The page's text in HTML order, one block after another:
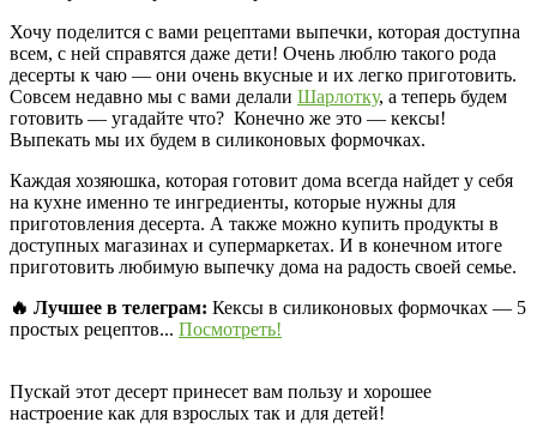
Хочу поделится с вами рецептами выпечки, которая доступна
всем, с ней справятся даже дети! Очень люблю такого рода
десерты к чаю — они очень вкусные и их легко приготовить.
Совсем недавно мы с вами делали Шарлотку, а теперь будем
готовить — угадайте что? Конечно же это — кексы!
Выпекать мы их будем в силиконовых формочках.
Каждая хозяюшка, которая готовит дома всегда найдет у себя
на кухне именно те ингредиенты, которые нужны для
приготовления десерта. А также можно купить продукты в
доступных магазинах и супермаркетах. И в конечном итоге
приготовить любимую выпечку дома на радость своей семье.
🔥 Лучшее в телеграм: Кексы в силиконовых формочках — 5
простых рецептов... Посмотреть!
Пускай этот десерт принесет вам пользу и хорошее
настроение как для взрослых так и для детей!